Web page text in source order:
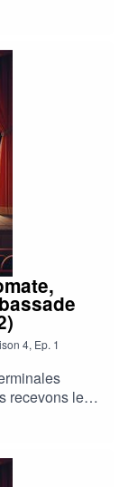
4, Ep. 1
recevons le
M.